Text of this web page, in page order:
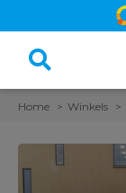
Home Winkels